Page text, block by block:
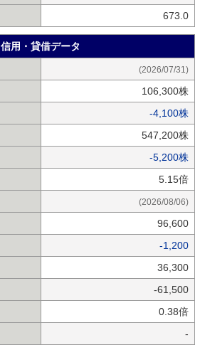
673.0
信用・貸借データ
(2026/07/31)
106,300株
-4,100株
547,200株
-5,200株
5.15倍
(2026/08/06)
96,600
-1,200
36,300
-61,500
0.38倍
-